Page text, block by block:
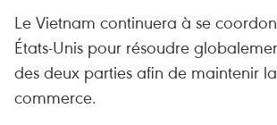
Le Vietnam continuera à se
États-Unis pour résoudre
des deux parties afin de maintenir
commerce.